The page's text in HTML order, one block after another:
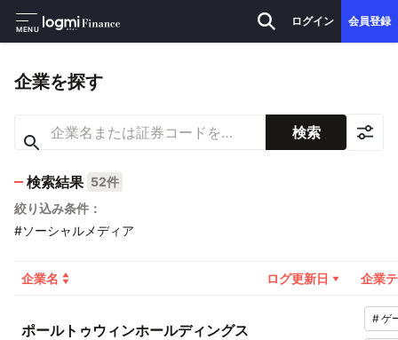
MENU
ログイン 会員登録
企業を探す
検索
検索結果 52件
絞り込み条件：
#ソーシャルメディア
企業名 ログ更新日 企業
ポールトゥウィンホールディングス
#ゲ